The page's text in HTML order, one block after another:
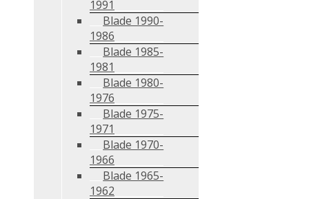
1991
Blade 1990-
1986
Blade 1985-
1981
Blade 1980-
1976
Blade 1975-
1971
Blade 1970-
1966
Blade 1965-
1962